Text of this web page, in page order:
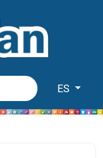
ES